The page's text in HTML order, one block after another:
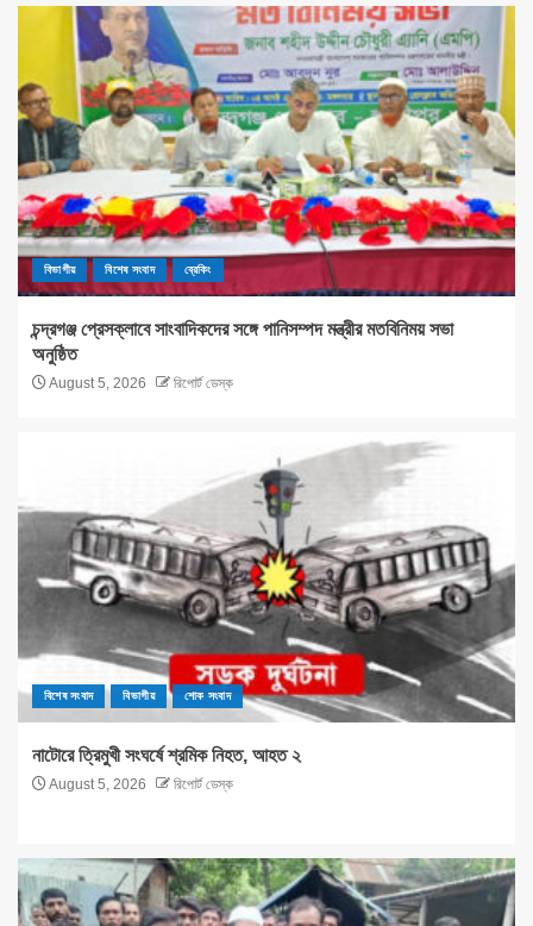
বিভাগীয় বিশেষ সংবাদ ব্রেকিং
চন্দ্রগঞ্জ প্রেসক্লাবে সাংবাদিকদের সঙ্গে পানিসম্পদ মন্ত্রীর মতবিনিময় সভা
অনুষ্ঠিত
August 5, 2026 রিপোর্ট ডেস্ক
বিশেষ সংবাদ বিভাগীয় শোক সংবাদ
নাটোরে ত্রিমুখী সংঘর্ষে শ্রমিক নিহত, আহত ২
August 5, 2026 রিপোর্ট ডেস্ক